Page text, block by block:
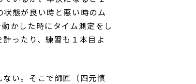
態が良い時と悪い時のム
かした時にタイム測定をし
ったり、練習も１本目よ
い。そこで師匠（四元慎